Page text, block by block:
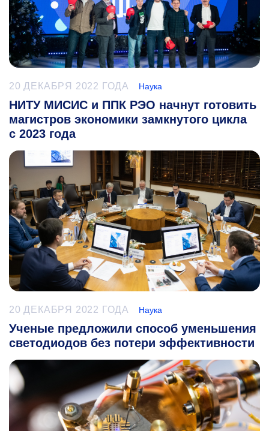
20 ДЕКАБРЯ 2022 ГОДА Наука
НИТУ МИСИС и ППК РЭО начнут готовить
магистров экономики замкнутого цикла
с 2023 года
20 ДЕКАБРЯ 2022 ГОДА Наука
Ученые предложили способ уменьшения
светодиодов без потери эффективности